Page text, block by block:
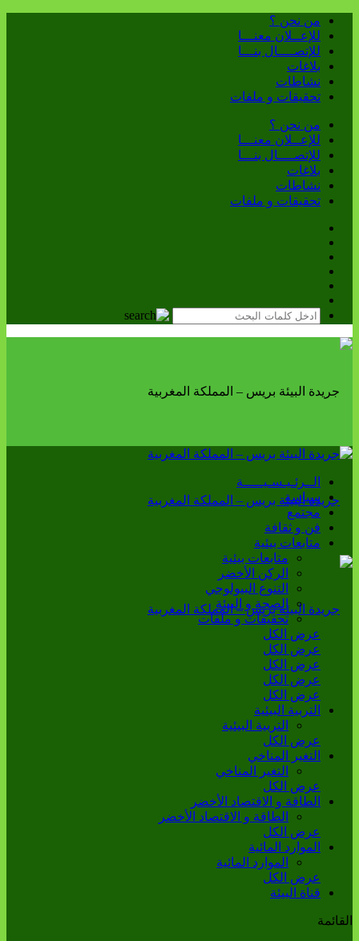
من نحن ؟
للإعــلان معنـــا
للإتصــــال بنـــا
بلاغات
نشاطات
تحقيقات و ملفات
من نحن ؟
للإعــلان معنـــا
للإتصــــال بنـــا
بلاغات
نشاطات
تحقيقات و ملفات
الــرئـيـسـيـــــة
سياسة
مجتمع
فن و ثقافة
متابعات بيئية
متابعات بيئية
الركن الأخضر
التنوع البيولوجي
الصحة و البيئة
تحقيقات و ملفات
عرض الكل
عرض الكل
عرض الكل
عرض الكل
عرض الكل
التربية البيئية
التربية البيئية
عرض الكل
التغير المناخي
التغير المناخي
عرض الكل
الطاقة و الاقتصاد الأخضر
الطاقة و الاقتصاد الأخضر
عرض الكل
الموارد المائية
الموارد المائية
عرض الكل
قناة البيئة
القائمة